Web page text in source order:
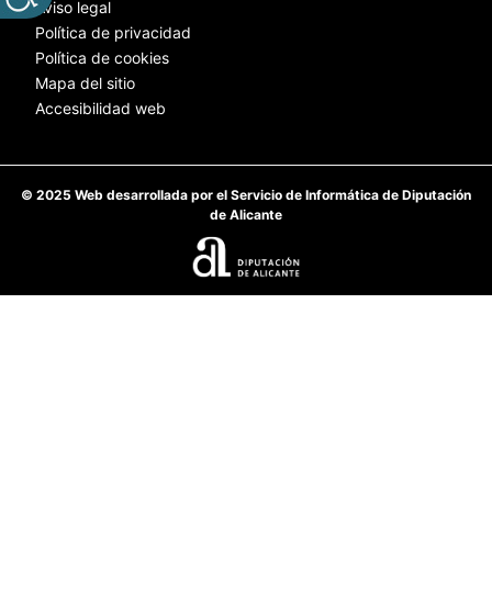
Aviso legal
Política de privacidad
Política de cookies
Mapa del sitio
Accesibilidad web
© 2025 Web desarrollada por el Servicio de Informática de Diputación
de Alicante